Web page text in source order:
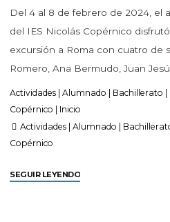
Del 4 al 8 de febrero de 2024, el
del IES Nicolás Copérnico
excursión a Roma con cuatro de
Romero, Ana Bermudo, Juan
Actividades Alumnado Bachillerato
Copérnico
Inicio
Actividades |Alumnado
Copérnico
SEGUIR LEYENDO